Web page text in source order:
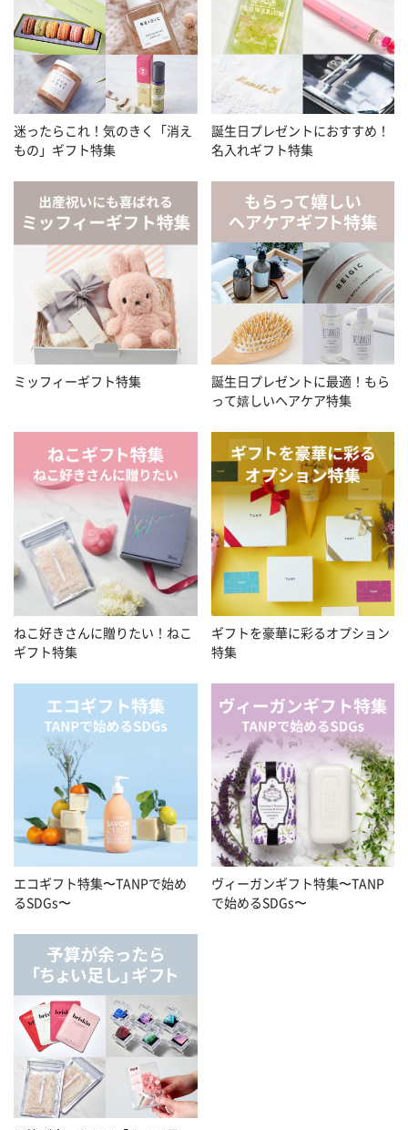
迷ったらこれ！気のきく「消え
もの」ギフト特集
誕生日プレゼントにおすすめ！
名入れギフト特集
ミッフィーギフト特集
誕生日プレゼントに最適！もら
って嬉しいヘアケア特集
ねこ好きさんに贈りたい！ねこ
ギフト特集
ギフトを豪華に彩るオプション
特集
エコギフト特集〜TANPで始め
るSDGs〜
ヴィーガンギフト特集〜TANP
で始めるSDGs〜